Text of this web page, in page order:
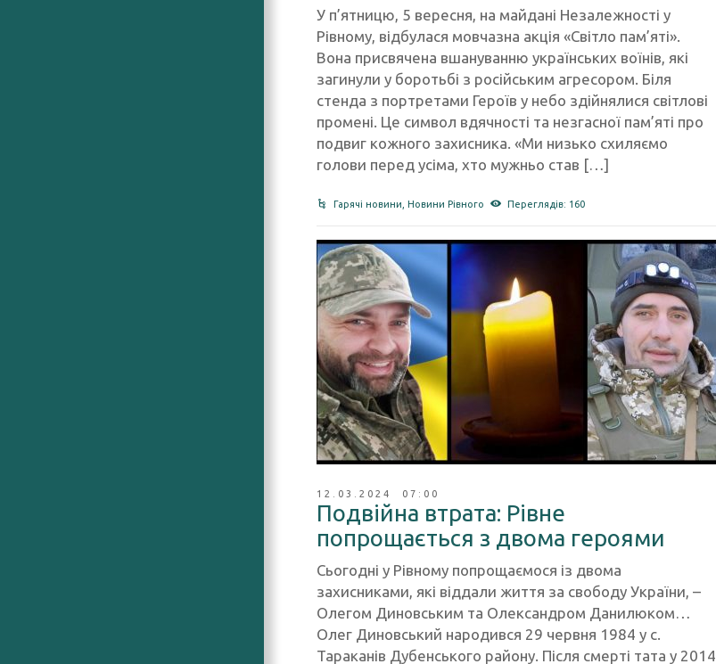
У п’ятницю, 5 вересня, на майдані Незалежності у
Рівному, відбулася мовчазна акція «Світло пам’яті».
Вона присвячена вшануванню українських воїнів, які
загинули у боротьбі з російським агресором. Біля
стенда з портретами Героїв у небо здійнялися світлові
промені. Це символ вдячності та незгасної пам’яті про
подвиг кожного захисника. «Ми низько схиляємо
голови перед усіма, хто мужньо став […]
Гарячі новини Новини Рівного Переглядів: 160
12.03.2024 07:00
Подвійна втрата: Рівне
попрощається з двома героями
Сьогодні у Рівному попрощаємося із двома
захисниками, які віддали життя за свободу України, –
Олегом Диновським та Олександром Данилюком…
Олег Диновський народився 29 червня 1984 у с.
Тараканів Дубенського району. Після смерті тата у 2014